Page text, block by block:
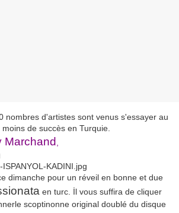
nombres d'artistes sont venus s'essayer au
de succès en Turquie.
Marchand
dimanche pour un réveil en bonne et due
en turc. İl vous suffira de cliquer
scoptinonne original doublé du disque